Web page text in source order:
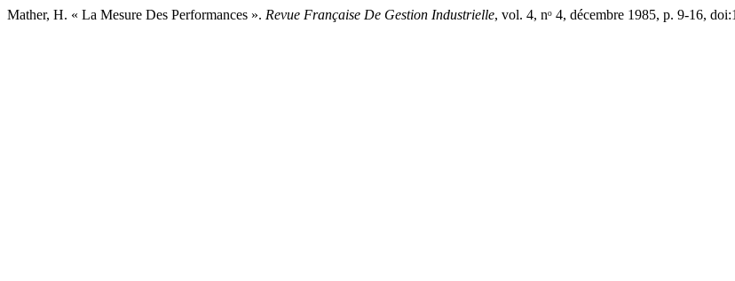
Mather, H. « La Mesure Des Performances ». Revue Française De Gestion Industrielle, vol. 4, nᵒ 4, décembre 1985, p. 9-16,